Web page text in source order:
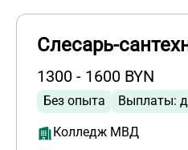
Слесарь-
1300 - 1600 BYN
Без опыта Выплаты:
Колледж МВД